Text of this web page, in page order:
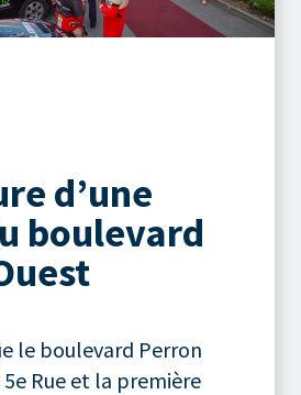
d’une
boulevard
le boulevard Perron
Rue et la première